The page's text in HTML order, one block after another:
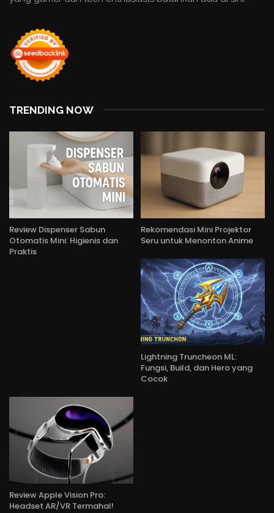
TRENDING NOW
Review Dispenser Sabun
Otomatis Mini: Higienis dan
Praktis
Rekomendasi Mini Projektor
Seru untuk Menonton Anime
Lightning Truncheon ML:
Fungsi, Build, dan Hero yang
Cocok
Review Apple Vision Pro:
Headset AR/VR Termahal!